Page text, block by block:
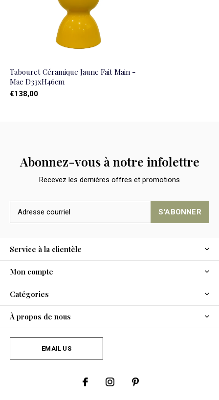
Tabouret Céramique Jaune Fait Main -
Mae D33xH46cm
€138,00
Abonnez-vous à notre infolettre
Recevez les dernières offres et promotions
S'ABONNER
Service à la clientèle
Mon compte
Catégories
À propos de nous
EMAIL US